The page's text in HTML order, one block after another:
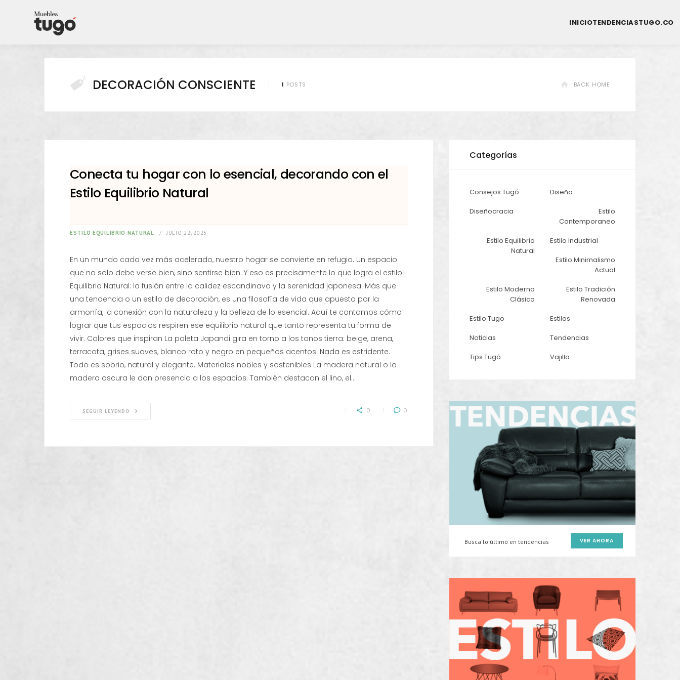
DECORACIÓN CONSCIENTE 1 POSTS BACK HOME
Conecta tu hogar con lo esencial, decorando con el
Estilo Equilibrio Natural
ESTILO EQUILIBRIO NATURAL JULIO 22, 2025
En un mundo cada vez más acelerado, nuestro hogar se convierte en refugio. Un espacio
que no solo debe verse bien, sino sentirse bien. Y eso es precisamente lo que logra el estilo
Equilibrio Natural: la fusión entre la calidez escandinava y la serenidad japonesa. Más que
una tendencia o un estilo de decoración, es una filosofía de vida que apuesta por la
armonía, la conexión con la naturaleza y la belleza de lo esencial. Aquí te contamos cómo
lograr que tus espacios respiren ese equilibrio natural que tanto representa tu forma de
vivir. Colores que inspiran La paleta Japandi gira en torno a los tonos tierra: beige, arena,
terracota, grises suaves, blanco roto y negro en pequeños acentos. Nada es estridente.
Todo es sobrio, natural y elegante. Materiales nobles y sostenibles La madera natural o la
madera oscura le dan presencia a los espacios. También destacan el lino, el…
SEGUIR LEYENDO 0 0
Categorías
Consejos Tugó
Diseño
Diseñocracia
Estilo
Contemporaneo
Estilo Equilibrio
Natural
Estilo Industrial
Estilo Minimalismo
Actual
Estilo Moderno
Clásico
Estilo Tradición
Renovada
Estilo Tugo
Estilos
Noticias
Tendencias
Tips Tugó
Vajilla
Busca lo último en tendencias VER AHORA
INICIOTENDENCIASTUGO.CO